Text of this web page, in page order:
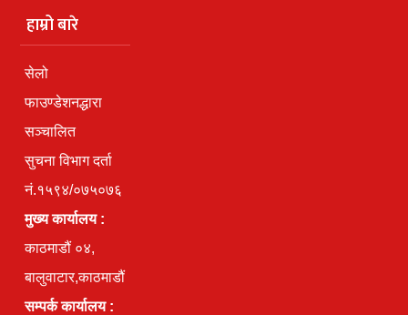
हाम्रो बारे
सेलो
फाउण्डेशनद्धारा
सञ्चालित
सुचना विभाग दर्ता
नं.१५९४/०७५०७६
मुख्य कार्यालय :
काठमाडौं ०४,
बालुवाटार,काठमाडौं
सम्पर्क कार्यालय :